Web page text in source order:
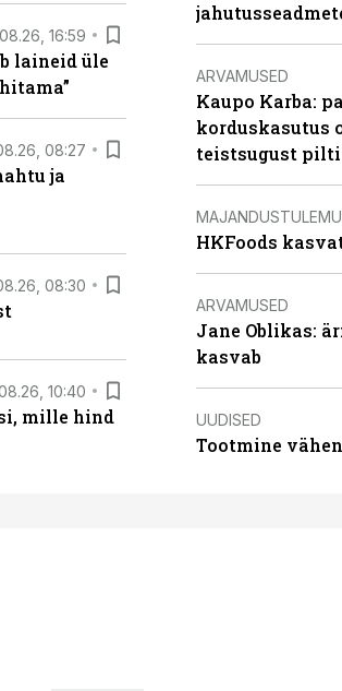
16:59
laineid üle
08:27
ja
08:30
10:40
mille hind
ARVAMUSED
Kaupo Karba:
korduskasutus
teistsugust pilti
HKFoods
ARVAMUSED
Jane Oblikas:
kasvab
UUDISED
Tootmine